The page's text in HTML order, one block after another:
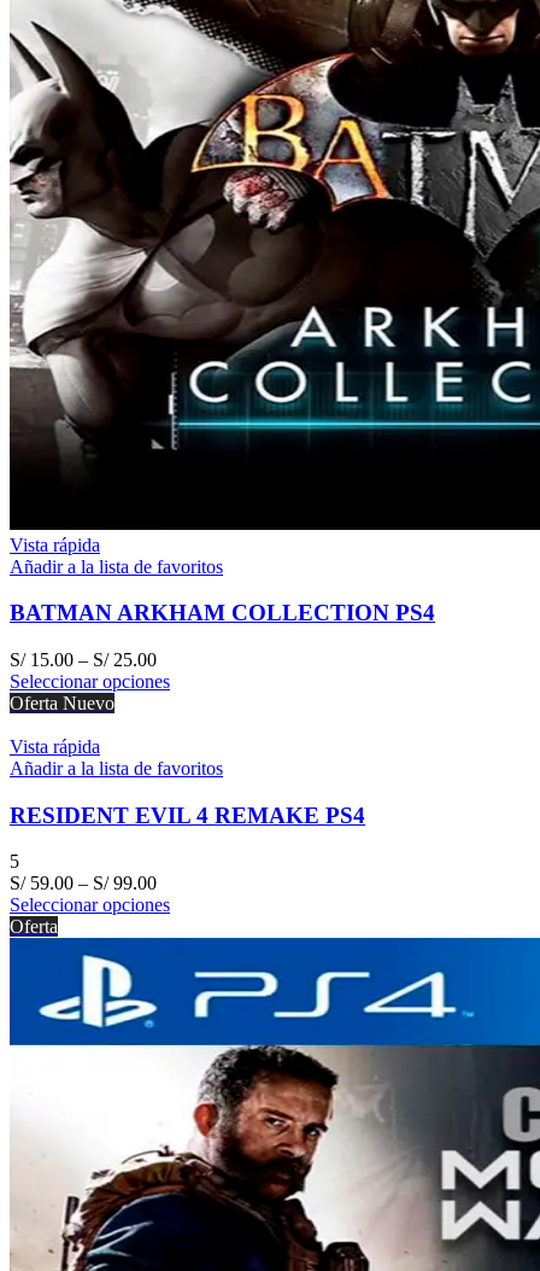
Vista rápida
Añadir a la lista de favoritos
BATMAN ARKHAM COLLECTION PS4
S/15.00 – S/25.00
Seleccionar opciones
Oferta Nuevo
Vista rápida
Añadir a la lista de favoritos
RESIDENT EVIL 4 REMAKE PS4
5
S/59.00 – S/99.00
Seleccionar opciones
Oferta